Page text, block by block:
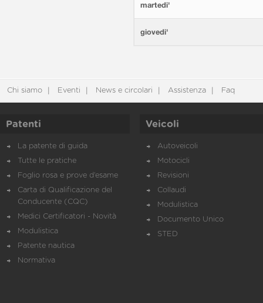
martedi'
giovedi'
Chi siamo Eventi News e circolari Assistenza Faq
Patenti
La patente di guida
Tutte le pratiche
Foglio rosa e prove d’esame
Carta di Qualificazione del
Conducente (CQC)
Medici Certificatori - Novità
Modulistica
Patente nautica
Normativa
Veicoli
Autoveicoli
Motocicli
Revisioni
Collaudi
Modulistica
Documento Unico
STED